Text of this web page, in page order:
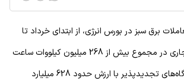
برق سبز در بورس انرژی، از ابتدای خرداد تا
پایان اسفندماه سال جاری در مجموع بیش از 268 میلیون کیلووات ساعت
انرژی تولیدی برق نیروگاه‌های تجدیدپذیر با ارزش حدود 628 میلیارد